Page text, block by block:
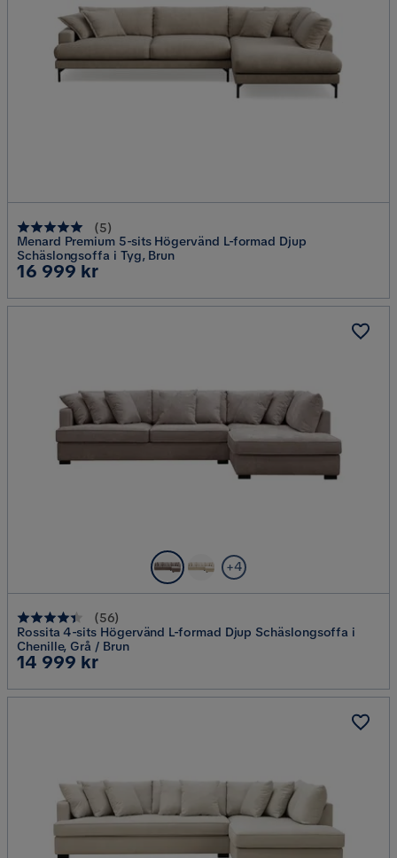
(5)
Menard Premium 5-sits Högervänd L-formad Djup
Schäslongsoffa i Tyg, Brun
Pris
16 999 kr
+4
(56)
Rossita 4-sits Högervänd L-formad Djup Schäslongsoffa i
Chenille, Grå / Brun
Pris
14 999 kr